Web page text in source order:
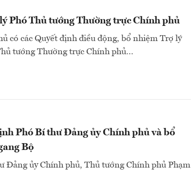
Phó Thủ tướng Thường trực Chính phủ
có các Quyết định điều động, bổ nhiệm Trợ lý
tướng Thường trực Chính phủ...
Phó Bí thư Đảng ủy Chính phủ và bổ
Bộ
Đảng ủy Chính phủ, Thủ tướng Chính phủ Phạm